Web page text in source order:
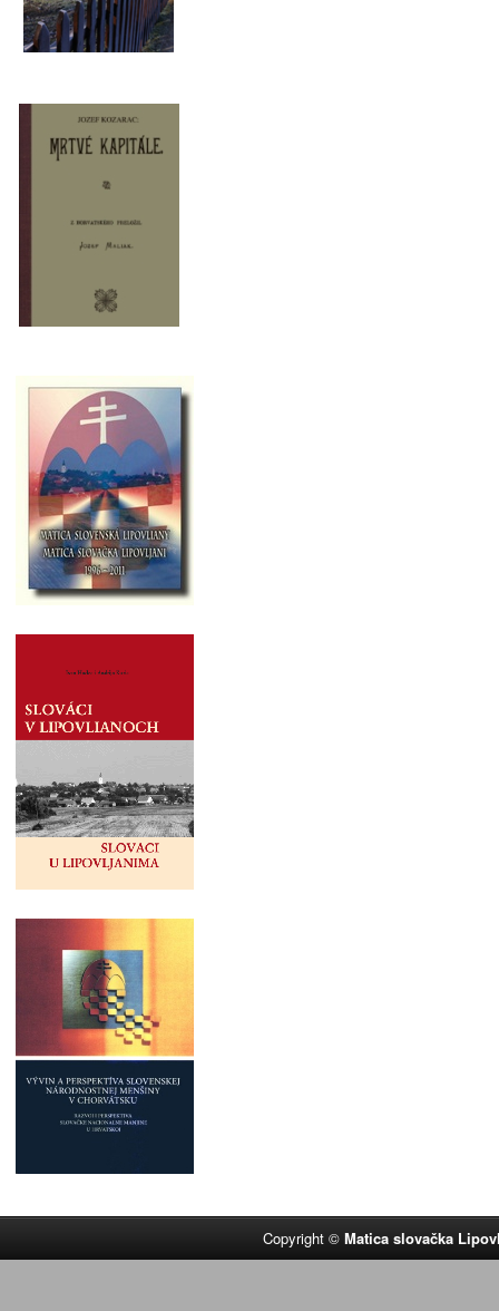
Copyright ©Matica slovačka